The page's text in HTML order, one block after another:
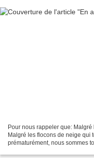
Pour nous rappeler que:
Malgré les flocons de neige qui
prématurément, nous sommes